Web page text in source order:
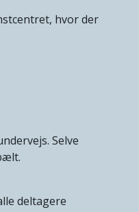
hvor der
Selve
deltagere